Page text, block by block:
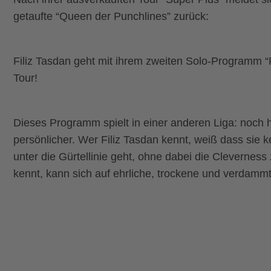
getaufte “Queen der Punchlines” zurück:
Filiz Tasdan geht mit ihrem zweiten Solo-Programm
Tour!
Dieses Programm spielt in einer anderen Liga: noch
persönlicher. Wer Filiz Tasdan kennt, weiß dass sie
unter die Gürtellinie geht, ohne dabei die
kennt, kann sich auf ehrliche, trockene und